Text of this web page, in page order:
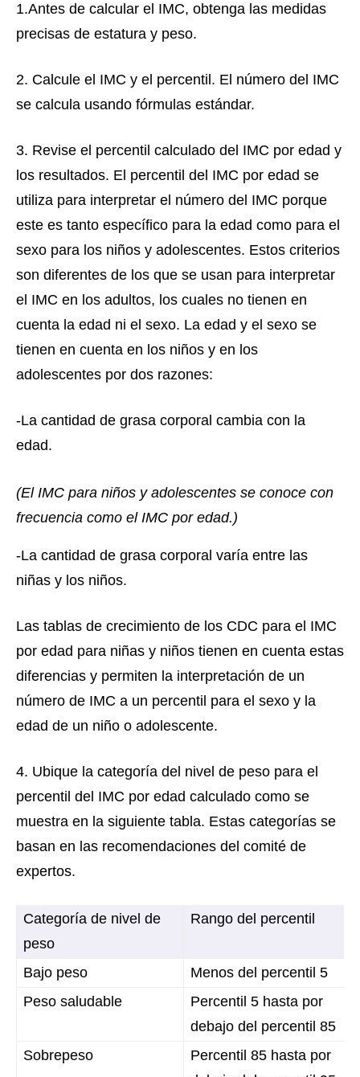
1.Antes de calcular el IMC, obtenga las medidas
precisas de estatura y peso.
2. Calcule el IMC y el percentil. El número del IMC
se calcula usando fórmulas estándar.
3. Revise el percentil calculado del IMC por edad y
los resultados. El percentil del IMC por edad se
utiliza para interpretar el número del IMC porque
este es tanto específico para la edad como para el
sexo para los niños y adolescentes. Estos criterios
son diferentes de los que se usan para interpretar
el IMC en los adultos, los cuales no tienen en
cuenta la edad ni el sexo. La edad y el sexo se
tienen en cuenta en los niños y en los
adolescentes por dos razones:
-La cantidad de grasa corporal cambia con la
edad.
(El IMC para niños y adolescentes se conoce con
frecuencia como el IMC por edad.)
-La cantidad de grasa corporal varía entre las
niñas y los niños.
Las tablas de crecimiento de los CDC para el IMC
por edad para niñas y niños tienen en cuenta estas
diferencias y permiten la interpretación de un
número de IMC a un percentil para el sexo y la
edad de un niño o adolescente.
4. Ubique la categoría del nivel de peso para el
percentil del IMC por edad calculado como se
muestra en la siguiente tabla. Estas categorías se
basan en las recomendaciones del comité de
expertos.
Categoría de nivel de
peso
Rango del percentil
Bajo peso
Menos del percentil 5
Peso saludable
Percentil 5 hasta por
debajo del percentil 85
Sobrepeso
Percentil 85 hasta por